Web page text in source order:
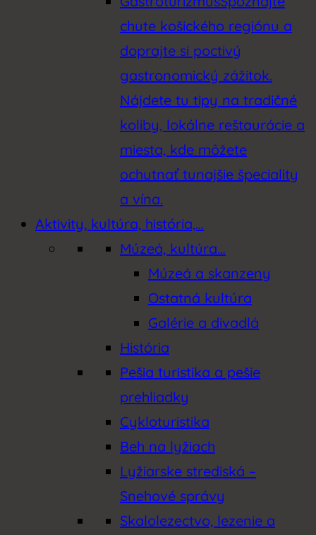
chute košického regiónu a
doprajte si poctivý
gastronomický zážitok.
Nájdete tu tipy na tradičné
koliby, lokálne reštaurácie a
miesta, kde môžete
ochutnať tunajšie špeciality
a vína.
Aktivity, kultúra, história,…
Múzeá, kultúra…
Múzeá a skanzeny
Ostatná kultúra
Galérie a divadlá
História
Pešia turistika a pešie
prehliadky
Cykloturistika
Beh na lyžiach
Lyžiarske strediská –
Snehové správy
Skalolezectvo, lezenie a